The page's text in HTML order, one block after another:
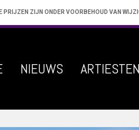
PRIJZEN ZIJN ONDER VOORBEHOUD VAN
NIEUWS ARTIESTEN